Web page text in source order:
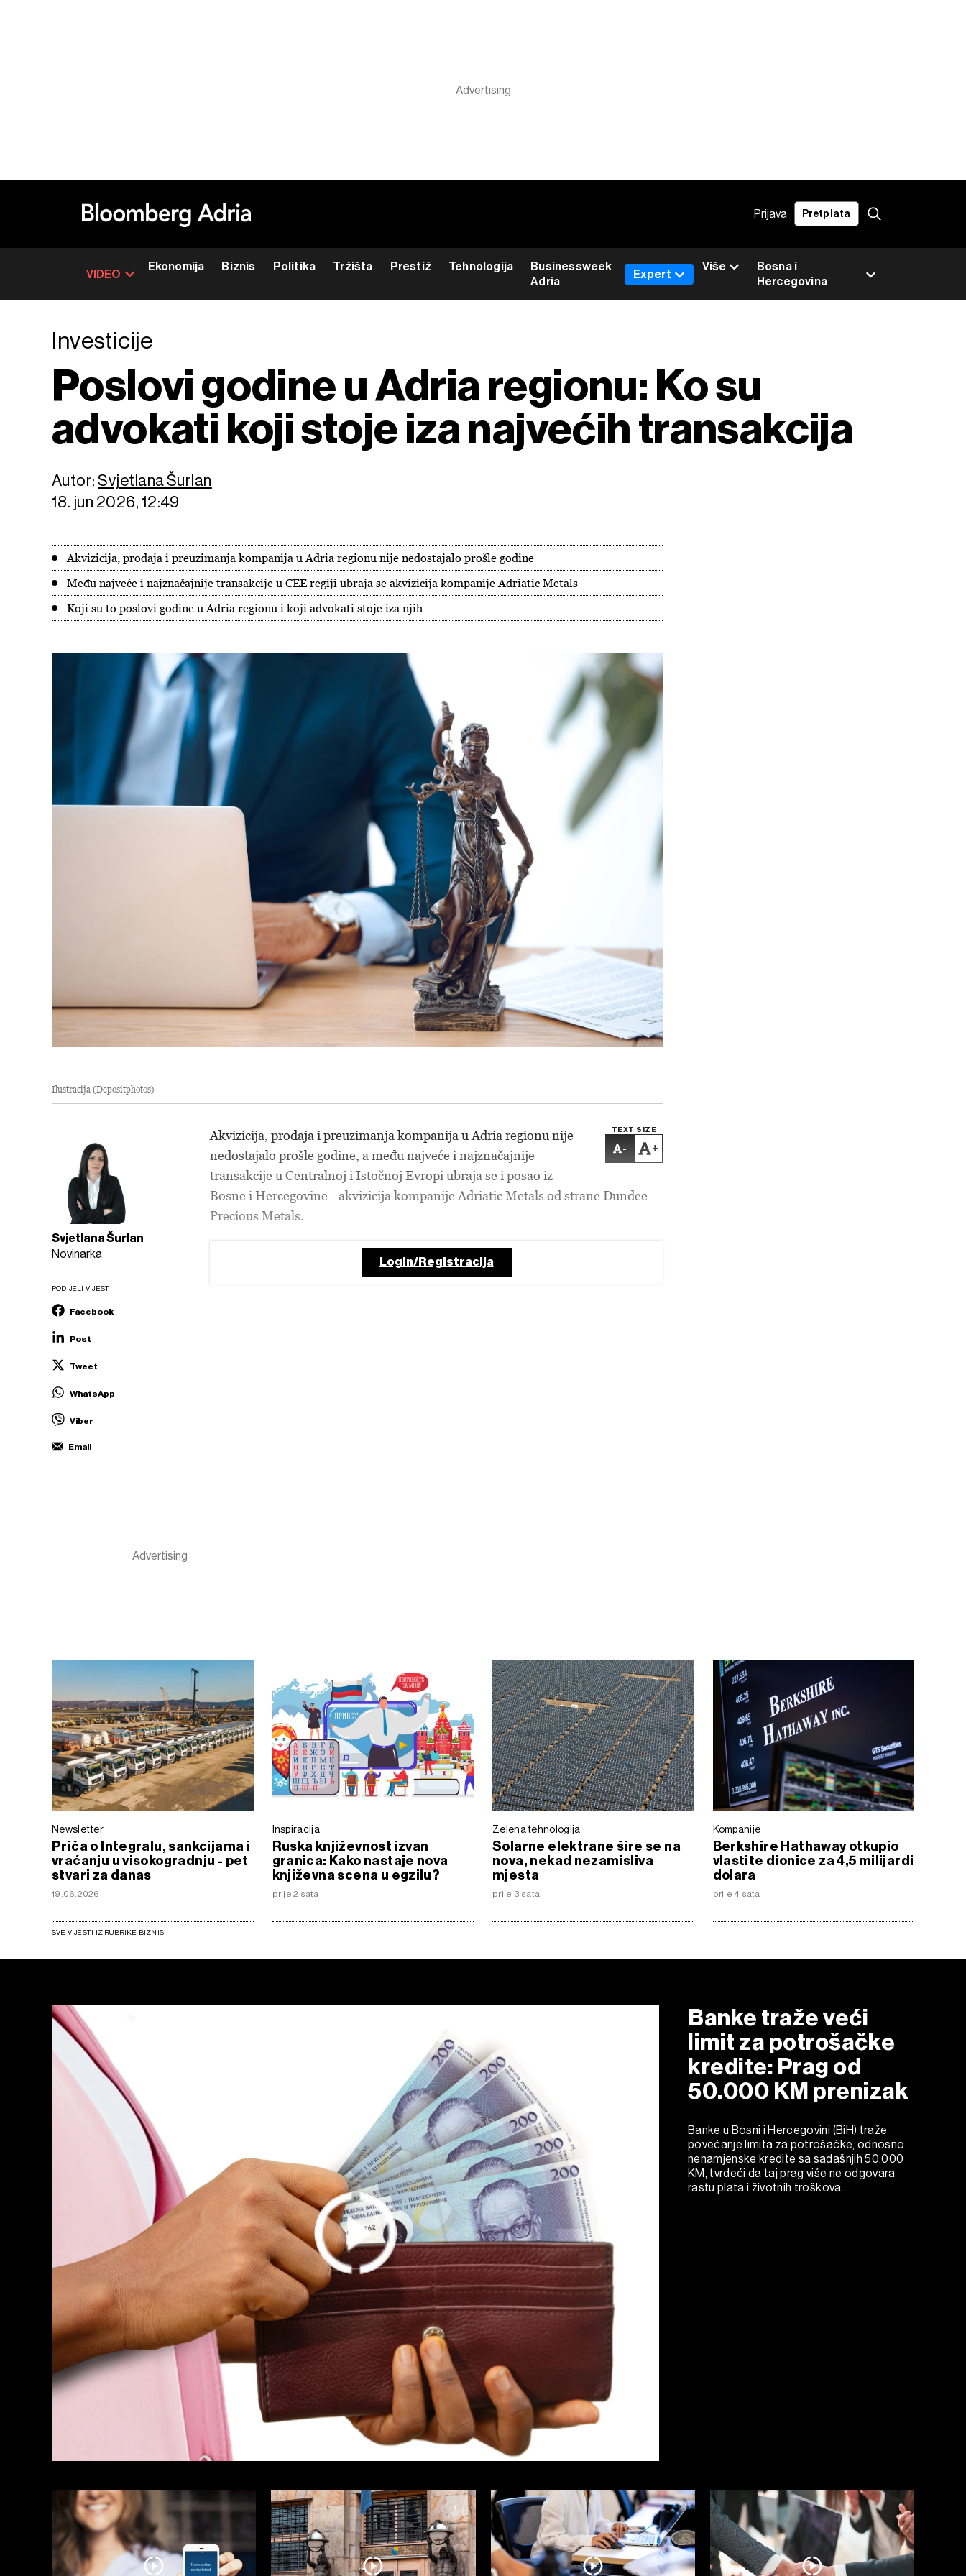
Prijava Pretplata
VIDEO
Ekonomija Biznis Politika Tržišta Prestiž Tehnologija
Businessweek
Adria
Bosna i
Hercegovina
Expert
Više
Investicije
Poslovi godine u Adria regionu: Ko su
advokati koji stoje iza najvećih transakcija
Autor:Svjetlana Šurlan
18. jun 2026, 12:49
Akvizicija, prodaja i preuzimanja kompanija u Adria regionu nije nedostajalo prošle godine
Među najveće i najznačajnije transakcije u CEE regiji ubraja se akvizicija kompanije Adriatic Metals
Koji su to poslovi godine u Adria regionu i koji advokati stoje iza njih
Ilustracija (Depositphotos)
Svjetlana Šurlan
Novinarka
PODIJELI VIJEST
Facebook
Post
Tweet
WhatsApp
Viber
Email
TEXT SIZE
- +
Akvizicija, prodaja i preuzimanja kompanija u Adria regionu nije
nedostajalo prošle godine, a među najveće i najznačajnije
transakcije u Centralnoj i Istočnoj Evropi ubraja se i posao iz
Bosne i Hercegovine - akvizicija kompanije Adriatic Metals od strane Dundee
Precious Metals.
Login/Registracija
Newsletter
Priča o Integralu, sankcijama i
vraćanju u visokogradnju - pet
stvari za danas
19.06.2026
Inspiracija
Ruska književnost izvan
granica: Kako nastaje nova
književna scena u egzilu?
prije 2 sata
Zelena tehnologija
Solarne elektrane šire se na
nova, nekad nezamisliva
mjesta
prije 3 sata
Kompanije
Berkshire Hathaway otkupio
vlastite dionice za 4,5 milijardi
dolara
prije 4 sata
SVE VIJESTI IZ RUBRIKE BIZNIS
Banke traže veći
limit za potrošačke
kredite: Prag od
50.000 KM prenizak
Banke u Bosni i Hercegovini (BiH) traže
povećanje limita za potrošačke, odnosno
nenamjenske kredite sa sadašnjih 50.000
KM, tvrdeći da taj prag više ne odgovara
rastu plata i životnih troškova.